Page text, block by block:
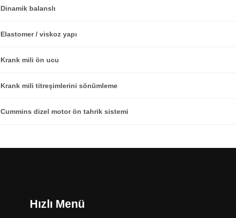
Dinamik balanslı
Elastomer / viskoz yapı
Krank mili ön ucu
Krank mili titreşimlerini sönümleme
Cummins dizel motor ön tahrik sistemi
Hızlı Menü